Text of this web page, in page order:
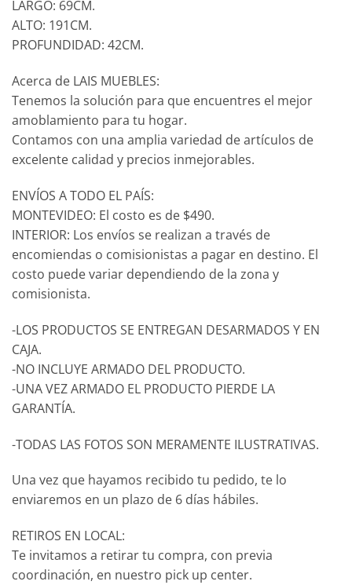
LARGO: 69CM.
ALTO: 191CM.
PROFUNDIDAD: 42CM.
Acerca de LAIS MUEBLES:
Tenemos la solución para que encuentres el mejor
amoblamiento para tu hogar.
Contamos con una amplia variedad de artículos de
excelente calidad y precios inmejorables.
ENVÍOS A TODO EL PAÍS:
MONTEVIDEO: El costo es de $490.
INTERIOR: Los envíos se realizan a través de
encomiendas o comisionistas a pagar en destino. El
costo puede variar dependiendo de la zona y
comisionista.
-LOS PRODUCTOS SE ENTREGAN DESARMADOS Y EN
CAJA.
-NO INCLUYE ARMADO DEL PRODUCTO.
-UNA VEZ ARMADO EL PRODUCTO PIERDE LA
GARANTÍA.
-TODAS LAS FOTOS SON MERAMENTE ILUSTRATIVAS.
Una vez que hayamos recibido tu pedido, te lo
enviaremos en un plazo de 6 días hábiles.
RETIROS EN LOCAL:
Te invitamos a retirar tu compra, con previa
coordinación, en nuestro pick up center.